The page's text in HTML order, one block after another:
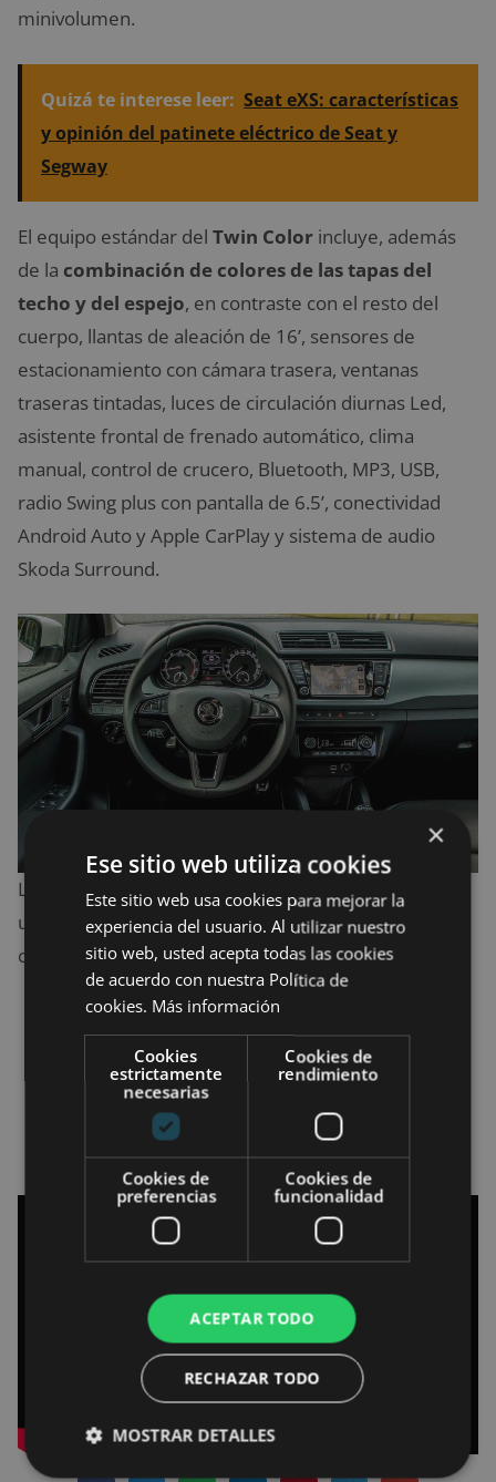
minivolumen.
Quizá te interese leer: Seat eXS: características
y opinión del patinete eléctrico de Seat y
Segway
El equipo estándar del Twin Color incluye, además
de la combinación de colores de las tapas del
techo y del espejo, en contraste con el resto del
cuerpo, llantas de aleación de 16’, sensores de
estacionamiento con cámara trasera, ventanas
traseras tintadas, luces de circulación diurnas Led,
asistente frontal de frenado automático, clima
manual, control de crucero, Bluetooth, MP3, USB,
radio Swing plus con pantalla de 6.5’, conectividad
Android Auto y Apple CarPlay y sistema de audio
Skoda Surround.
La gama del nuevo Skoda Fabia está compuesta por
un total de cuatro equipos que mostramos a
continuación:
MPI Business desde € 14,370.
Edición de diseño a partir de € 14.720.
Doble color por € 15,220.
Twin Color Monte Carlo con un precio
desde 16.420 euros.
×
Ese sitio web utiliza cookies
Este sitio web usa cookies para mejorar la
experiencia del usuario. Al utilizar nuestro
sitio web, usted acepta todas las cookies
de acuerdo con nuestra Política de
cookies. Más información
Cookies
estrictamente
necesarias
Cookies de
rendimiento
Cookies de
preferencias
Cookies de
funcionalidad
ACEPTAR TODO
RECHAZAR TODO
MOSTRAR DETALLES